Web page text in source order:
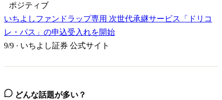
ポジティブ
いちよしファンドラップ専用 次世代承継サービス「ドリコ
レ・パス」の申込受入れを開始
9/9 · いちよし証券 公式サイト
どんな話題が多い？